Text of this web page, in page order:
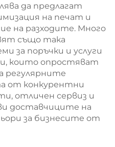
да предлагат
на печат и
на разходите. Много
също така
за поръчки и услуги
които опростяват
регулярните
от конкурентни
отличен сервиз и
доставчиците на
за бизнесите от